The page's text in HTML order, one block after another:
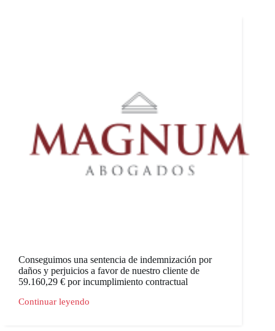
Conseguimos una sentencia de indemnización por
daños y perjuicios a favor de nuestro cliente de
59.160,29 € por incumplimiento contractual
Continuar leyendo